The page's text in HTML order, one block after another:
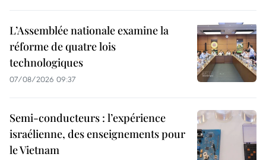
L’Assemblée nationale examine la
réforme de quatre lois
technologiques
07/08/2026 09:37
Semi-conducteurs : l’expérience
israélienne, des enseignements pour
le Vietnam